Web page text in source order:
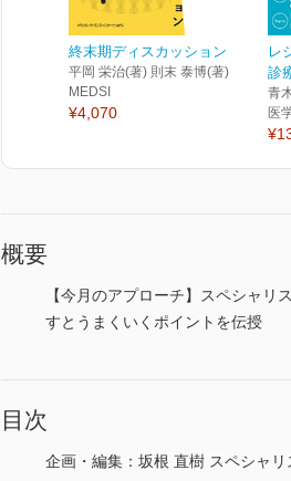
終末期ディスカッション
平岡 栄治(著) 則末 泰博(著)
MEDSI
¥4,070
レ
診
青
医
概要
【今月のアプローチ】スペシャ
すとうまくいくポイントを伝授
目次
企画・編集：坂根 直樹 スペシャ